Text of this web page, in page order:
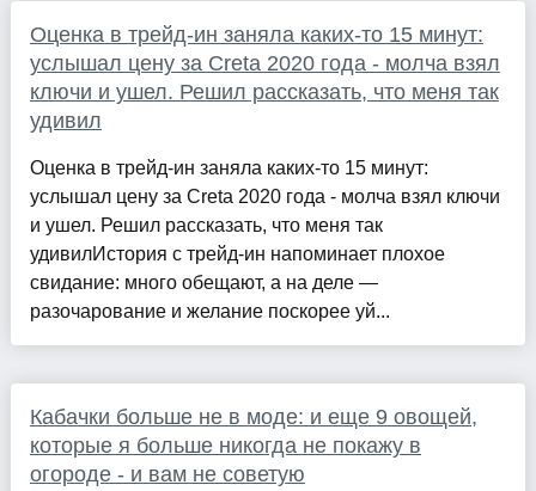
Оценка в трейд-ин заняла каких-то 15 минут:
услышал цену за Creta 2020 года - молча взял
ключи и ушел. Решил рассказать, что меня так
удивил
Оценка в трейд-ин заняла каких-то 15 минут:
услышал цену за Creta 2020 года - молча взял ключи
и ушел. Решил рассказать, что меня так
удивилИстория с трейд-ин напоминает плохое
свидание: много обещают, а на деле —
разочарование и желание поскорее уй...
Кабачки больше не в моде: и еще 9 овощей,
которые я больше никогда не покажу в
огороде - и вам не советую